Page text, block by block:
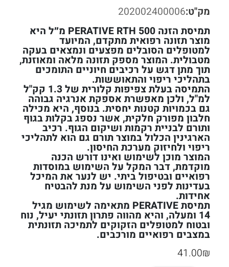
מק"ט:202002400006
תמיסת הזנה PERATIVE RTH 500 מ״ל היא
מוצר תזונה רפואית מתקדם, המיועד
למטופלים הסובלים מפצעים ונמצאים בעקה
מטבולית. המוצר מספק תזונה מלאה ומאוזנת,
תוך מתן דגש על רכיבים חיוניים התומכים
בתהליכי ריפוי והתאוששות.
התמיסה בעלת צפיפות קלורית של 1.3 קק"ל
למ"ל, ולכן מאפשרת אספקת אנרגיה גבוהה
גם בכמויות קטנות יחסית. בנוסף, היא מכילה
חלבון מפורק חלקית, אשר נספג בקלות בגוף
ותורם לבניית רקמות ושיקום הגוף. רכיב
הארגינין הכלול במוצר תורם גם הוא לתהליכי
ריפוי ולחיזוק מערכת החיסון.
המוצר מוכן לשימוש ואינו דורש הכנה
מוקדמת, דבר המקל על השימוש במוסדות
רפואיים ובטיפול ביתי. יש לנער את המיכל
בעדינות לפני השימוש על מנת להבטיח
אחידות.
תמיסת PERATIVE מתאימה לשימוש מגיל
14 ומעלה, והיא מהווה פתרון תזונתי יעיל, נוח
ובטוח למטופלים הזקוקים לתמיכה תזונתית
במצבים רפואיים מורכבים.
₪
41.00